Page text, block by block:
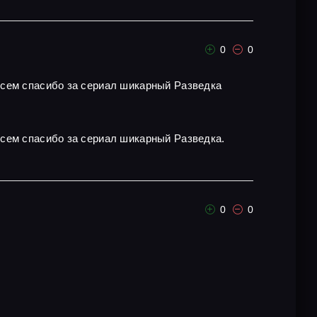
0 0
спасибо за сериал шикарный Разведка
спасибо за сериал шикарный Разведка.
0 0